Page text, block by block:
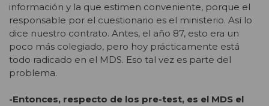
información y la que estimen conveniente, porque el
responsable por el cuestionario es el ministerio. Así lo
dice nuestro contrato. Antes, el año 87, esto era un
poco más colegiado, pero hoy prácticamente está
todo radicado en el MDS. Eso tal vez es parte del
problema.
-Entonces, respecto de los pre-test, es el MDS el